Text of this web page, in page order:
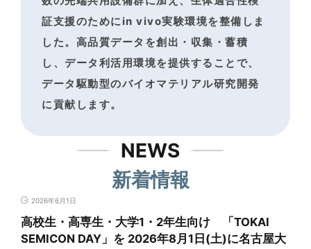
証支援のためにin vivo実験環境を整備しま
した。 高品質データを創出・収集・蓄積
し、データ利活用環境を提供することで、
データ駆動型のバイオマテリアル研究開発
に貢献します。
NEWS
新着情報
2026年6月1日
高校生・高専生・大学1・2年生向け 「TOKAI
SEMICON DAY」を 2026年8月1日(土)に名古屋大